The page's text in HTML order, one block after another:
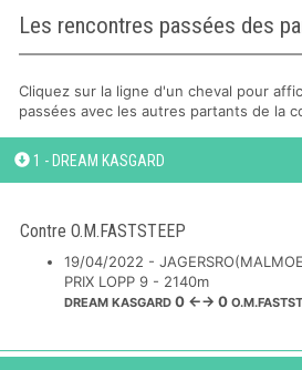
Les rencontres passées des
Cliquez sur la ligne d'un cheval pour
passées avec les autres partants de la
1 - DREAM KASGARD
Contre O.M.FASTSTEEP
19/04/2022 -
PRIX LOPP 9 - 2140m
DREAM KASGARD 0 ←→ 0